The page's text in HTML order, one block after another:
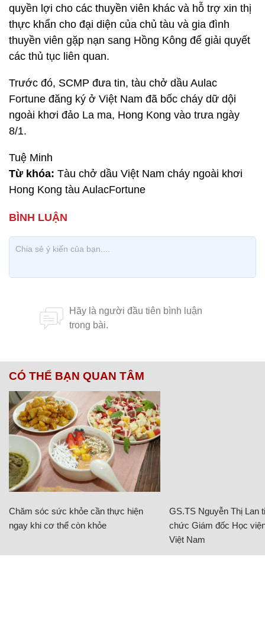
quyền lợi cho các thuyền viên khác và hỗ trợ xin thị
thực khẩn cho đại diện của chủ tàu và gia đình
thuyền viên gặp nạn sang Hồng Kông để giải quyết
các thủ tục liên quan.
Trước đó, SCMP đưa tin, tàu chở dầu Aulac
Fortune đăng ký ở Việt Nam đã bốc cháy dữ dội
ngoài khơi đảo La ma, Hong Kong vào trưa ngày
8/1.
Tuệ Minh
Từ khóa: Tàu chở dầu Việt Nam cháy ngoài khơi
Hong Kong tàu AulacFortune
CÓ THỂ BẠN QUAN TÂM
Chăm sóc sức khỏe cần thực hiện
ngay khi cơ thể còn khỏe
GS.TS Nguyễn Thị Lan
chức Giám đốc Học
Việt Nam